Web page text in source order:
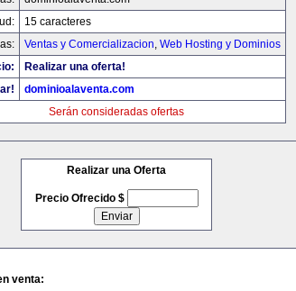
15 caracteres
Ventas y Comercializacion, Web Hosting y Dominios
Realizar una oferta!
dominioalaventa.com
Serán consideradas ofertas
Realizar una Oferta
Precio Ofrecido $
venta: